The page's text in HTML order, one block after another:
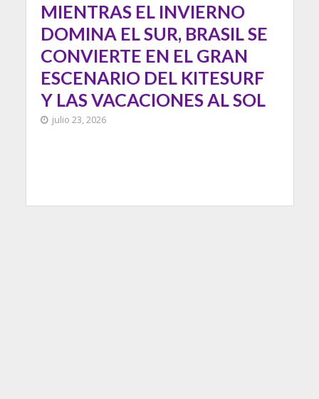
MIENTRAS EL INVIERNO
DOMINA EL SUR, BRASIL SE
CONVIERTE EN EL GRAN
ESCENARIO DEL KITESURF
Y LAS VACACIONES AL SOL
julio 23, 2026